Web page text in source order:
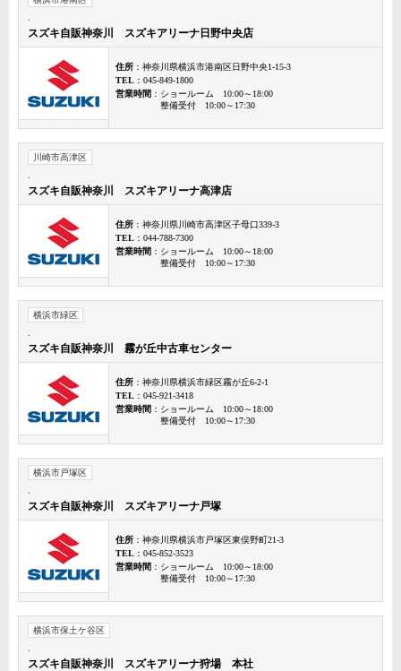
スズキ自販神奈川 スズキアリーナ日野中央店
住所 ：神奈川県横浜市港南区日野中央1-15-3
TEL ：045-849-1800
営業時間 ：ショールーム 10:00～18:00
整備受付 10:00～17:30
川崎市高津区
スズキ自販神奈川 スズキアリーナ高津店
住所 ：神奈川県川崎市高津区子母口339-3
TEL ：044-788-7300
営業時間 ：ショールーム 10:00～18:00
整備受付 10:00～17:30
横浜市緑区
スズキ自販神奈川 霧が丘中古車センター
住所 ：神奈川県横浜市緑区霧が丘6-2-1
TEL ：045-921-3418
営業時間 ：ショールーム 10:00～18:00
整備受付 10:00～17:30
横浜市戸塚区
スズキ自販神奈川 スズキアリーナ戸塚
住所 ：神奈川県横浜市戸塚区東俣野町21-3
TEL ：045-852-3523
営業時間 ：ショールーム 10:00～18:00
整備受付 10:00～17:30
横浜市保土ケ谷区
スズキ自販神奈川 スズキアリーナ狩場 本社